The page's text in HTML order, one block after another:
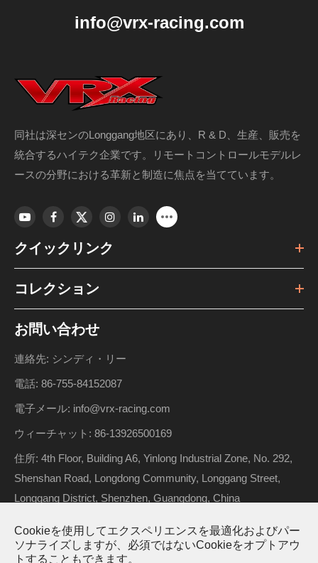
info@vrx-racing.com
同社は深センのLonggang地区にあり、R & D、生産、販売を
統合するハイテク企業です。リモートコントロールモデルレ
ースの分野における革新と制造に焦点を当てています。
クイックリンク
コレクション
お問い合わせ
連絡先: シンディ・リー
電話: 86-755-84152087
電子メール: info@vrx-racing.com
ウィーチャット: 86-13926500169
住所: 4th Floor, Building A6, Yinlong Industrial Zone, No. 292,
Shenshan Road, Longdong Community, Longgang Street,
Longgang District, Shenzhen, Guangdong, China
著作権 © Riverhobby Tech (Shenzhen) Co., Ltd.
Cookieを使用してエクスペリエンスを最適化およびパー
ソナライズしますが、必須ではないCookieをオプトアウ
トすることもできます。